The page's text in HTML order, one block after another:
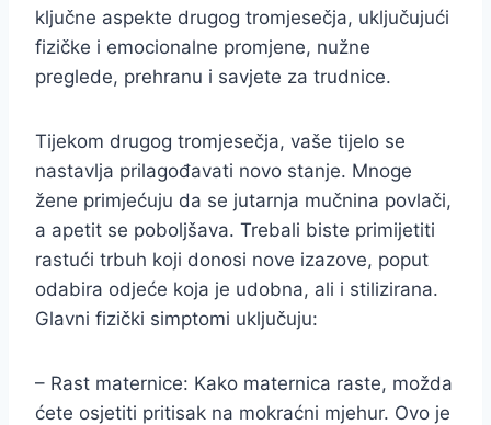
ključne aspekte drugog tromjesečja, uključujući
fizičke i emocionalne promjene, nužne
preglede, prehranu i savjete za trudnice.
Tijekom drugog tromjesečja, vaše tijelo se
nastavlja prilagođavati novo stanje. Mnoge
žene primjećuju da se jutarnja mučnina povlači,
a apetit se poboljšava. Trebali biste primijetiti
rastući trbuh koji donosi nove izazove, poput
odabira odjeće koja je udobna, ali i stilizirana.
Glavni fizički simptomi uključuju:
– Rast maternice: Kako maternica raste, možda
ćete osjetiti pritisak na mokraćni mjehur. Ovo je